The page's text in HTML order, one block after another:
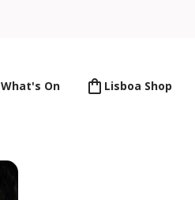
What's On Lisboa Shop